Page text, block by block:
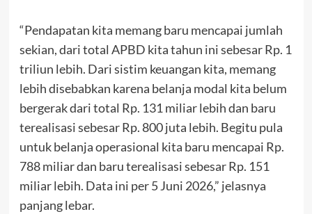
“Pendapatan kita memang baru mencapai jumlah
sekian, dari total APBD kita tahun ini sebesar Rp. 1
triliun lebih. Dari sistim keuangan kita, memang
lebih disebabkan karena belanja modal kita belum
bergerak dari total Rp. 131 miliar lebih dan baru
terealisasi sebesar Rp. 800 juta lebih. Begitu pula
untuk belanja operasional kita baru mencapai Rp.
788 miliar dan baru terealisasi sebesar Rp. 151
miliar lebih. Data ini per 5 Juni 2026,” jelasnya
panjang lebar.